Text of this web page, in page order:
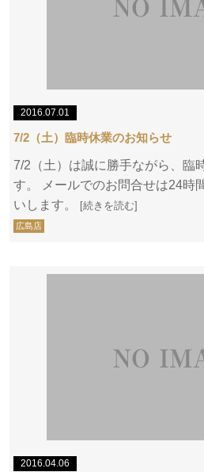
2016.07.01
7/2（土）臨時休業のお知らせ
7/2（土）は誠に勝手ながら、臨
す。 メールでのお問合せは24
いします。
[続きを読む]
広島店
2016.04.06